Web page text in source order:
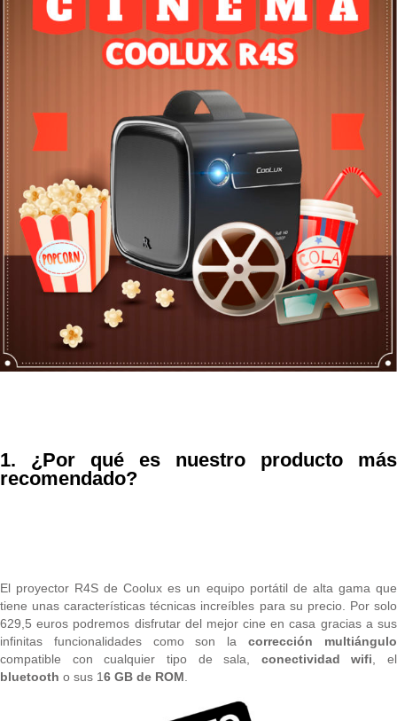
1. ¿Por qué es nuestro producto más
recomendado?
El proyector R4S de Coolux es un equipo portátil de alta gama que
tiene unas características técnicas increíbles para su precio. Por solo
629,5 euros podremos disfrutar del mejor cine en casa gracias a sus
infinitas funcionalidades como son la corrección multiángulo
compatible con cualquier tipo de sala, conectividad wifi , el
bluetooth o sus 16 GB de ROM